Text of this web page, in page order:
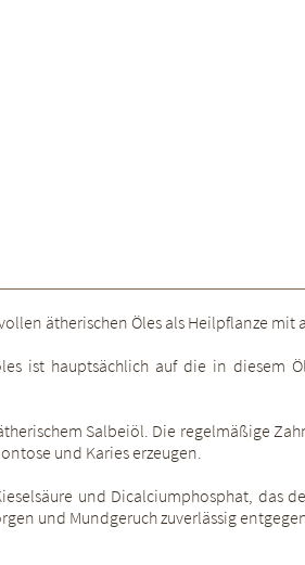
ätherischen Öles als Heilpflanze
ist hauptsächlich auf die in diesem
Salbeiöl. Die regelmäßige
und Karies erzeugen.
und Dicalciumphosphat, das
und Mundgeruch zuverlässig